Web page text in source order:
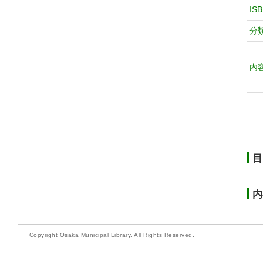
分
内
Copyright Osaka Municipal Library. All Rights Reserved.